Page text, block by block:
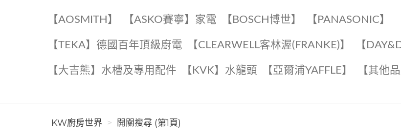
【AOSMITH】 【ASKO賽寧】家電 【BOSCH博世】 ️【PANASONIC】️
️【TEKA】️德國百年頂級廚電 ️【CLEARWELL客林渥(FRANKE)】️ 【
【大吉熊】水槽及專用配件 ️【KVK】水龍頭️ 【亞爾浦YAFFLE】 【其他品
KW廚房世界 開關搜尋 (第1頁)